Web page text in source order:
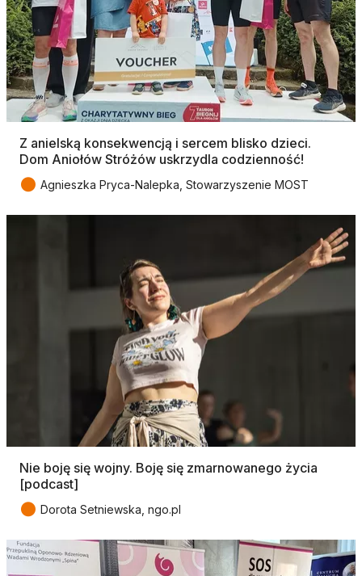
Z anielską konsekwencją i sercem blisko dzieci.
Dom Aniołów Stróżów uskrzydla codzienność!
● Agnieszka Pryca-Nalepka, Stowarzyszenie MOST
Nie boję się wojny. Boję się zmarnowanego życia
[podcast]
● Dorota Setniewska, ngo.pl